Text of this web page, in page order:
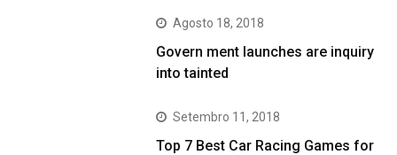
Agosto 18, 2018
Govern ment launches are inquiry
into tainted
Setembro 11, 2018
Top 7 Best Car Racing Games for